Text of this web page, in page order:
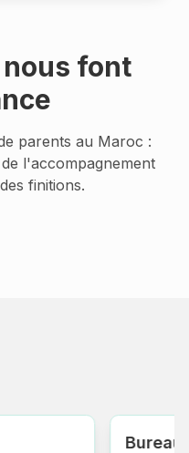
font
parents au Maroc :
l'accompagnement
finitions.
Bureau